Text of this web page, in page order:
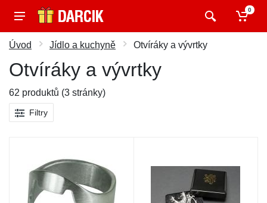
0
Úvod Jídlo a kuchyně Otvíráky a vývrtky
Otvíráky a vývrtky
62 produktů (3 stránky)
Filtry